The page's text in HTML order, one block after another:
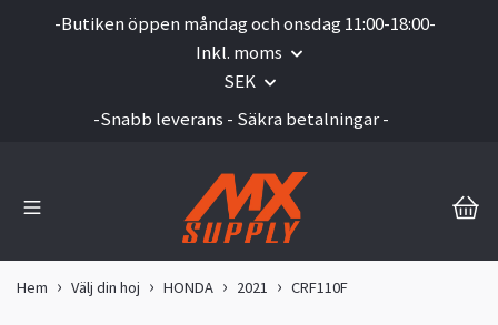
-Butiken öppen måndag och onsdag 11:00-18:00-
Inkl. moms
SEK
-Snabb leverans - Säkra betalningar -
Hem Välj din hoj HONDA 2021 CRF110F